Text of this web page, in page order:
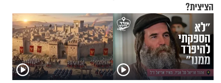
הציצית?